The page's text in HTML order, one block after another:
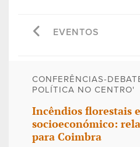
EVENTOS
CONFERÊNCIAS-
POLÍTICA NO CENTRO'
Incêndios florestais
socioeconómico:
para Coimbra